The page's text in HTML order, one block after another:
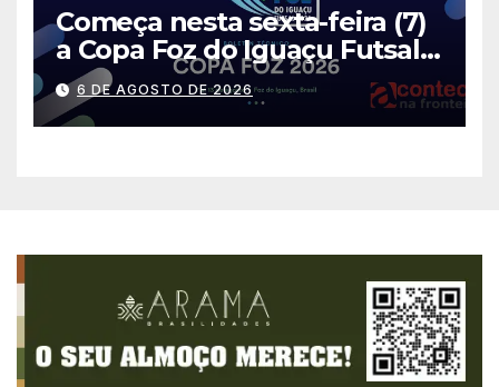
Começa nesta sexta-feira (7)
a Copa Foz do Iguaçu Futsal
2026 com equipes de quatro
países
6 DE AGOSTO DE 2026